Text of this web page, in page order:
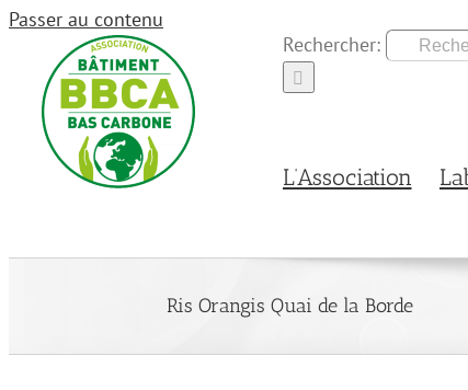
Passer au contenu
Rechercher:
L’Association
Ris Orangis Quai de la Borde